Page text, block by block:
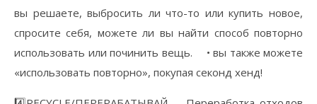
вы решаете, выбросить ли что-то или купить новое,
спросите себя, можете ли вы найти способ повторно
использовать или починить вещь. ⠀ • вы также можете
«использовать повторно», покупая секонд хенд! ⠀